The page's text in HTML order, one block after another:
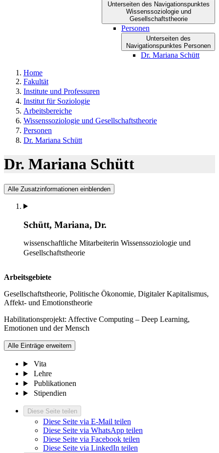
Unterseiten des Navigationspunktes
Wissenssoziologie und
Gesellschaftstheorie
Personen
Unterseiten des
Navigationspunktes Personen
Dr. Mariana Schütt
Home
Fakultät
Institute und Professuren
Institut für Soziologie
Arbeitsbereiche
Wissenssoziologie und Gesellschaftstheorie
Personen
Dr. Mariana Schütt
Dr. Mariana Schütt
Alle Zusatzinformationen einblenden
Schütt, Mariana, Dr.
wissenschaftliche Mitarbeiterin Wissenssoziologie und
Gesellschaftstheorie
Arbeitsgebiete
Gesellschaftstheorie, Politische Ökonomie, Digitaler Kapitalismus,
Affekt- und Emotionstheorie
Habilitationsprojekt: Affective Computing – Deep Learning,
Emotionen und der Mensch
Alle Einträge erweitern
Vita
Lehre
Publikationen
Stipendien
Diese Seite teilen
Diese Seite via E-Mail teilen
Diese Seite via WhatsApp teilen
Diese Seite via Facebook teilen
Diese Seite via LinkedIn teilen